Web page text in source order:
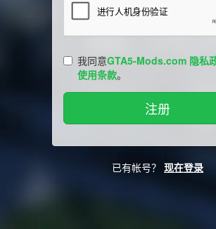
我同意GTA5-Mods.com 隐私
使用条款。
已有帐号？ 现在登录